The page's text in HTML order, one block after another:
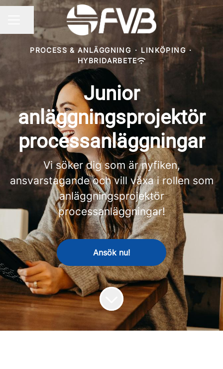
KARRIÄRMENY
Dela sidan
PROCESS & ANLÄGGNING · LINKÖPING ·
HYBRIDARBETE
Junior
anläggningsprojektör
processanläggningar
Vi söker dig som är nyfiken,
ansvarstagande och vill växa i rollen som
anläggningsprojektör
processanläggningar!
Ansök nu!